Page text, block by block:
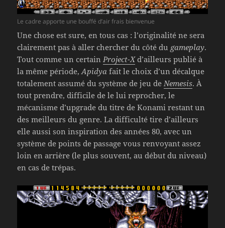
Le cadre apporte une bouffé d’air frais bienvenue
Une chose est sure, en tous cas : l’originalité ne sera
clairement pas à aller chercher du côté du gameplay.
Tout comme un certain Project-Xd’ailleurs publié à
la même période,Apidya fait le choix d’un décalque
totalement assumé du système de jeu de Nemesis. À
tout prendre, difficile de le lui reprocher, le
mécanisme d’upgrade du titre de Konami restant un
des meilleurs du genre. La difficulté tire d’ailleurs
elle aussi son inspiration des années 80, avec un
système de points de passage vous renvoyant assez
loin en arrière (le plus souvent, au début du niveau)
en cas de trépas.